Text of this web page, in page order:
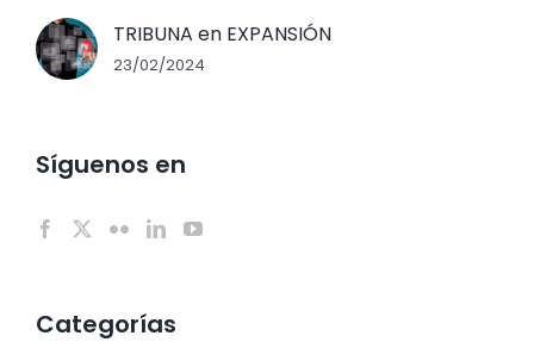
TRIBUNA en EXPANSIÓN
23/02/2024
Síguenos en
Categorías